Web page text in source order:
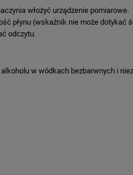
włożyć urządzenie pomiarowe.
płynu (wskaźnik nie może dotykać
odczytu.
w wódkach bezbarwnych i